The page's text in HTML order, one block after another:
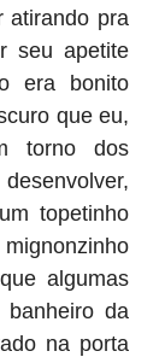
atirando pra
seu apetite
era bonito
que eu,
torno dos
topetinho
algumas
banheiro da
na porta